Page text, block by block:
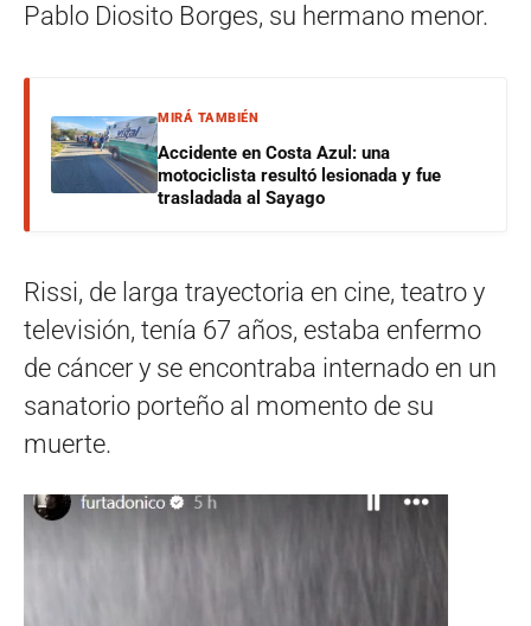
Pablo Diosito Borges, su hermano menor.
MIRÁ TAMBIÉN
Accidente en Costa Azul: una
motociclista resultó lesionada y fue
trasladada al Sayago
Rissi, de larga trayectoria en cine, teatro y
televisión, tenía 67 años, estaba enfermo
de cáncer y se encontraba internado en un
sanatorio porteño al momento de su
muerte.